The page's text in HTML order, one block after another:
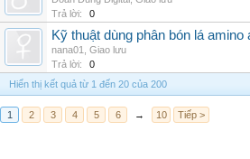
Trả lời:
0
Kỹ thuật dùng phân bón lá
nana01
Giao lưu
Trả lời:
0
Hiển thị kết quả từ 1 đến 20 của 200
1 2 3 4 5 6 → 10 Tiếp >